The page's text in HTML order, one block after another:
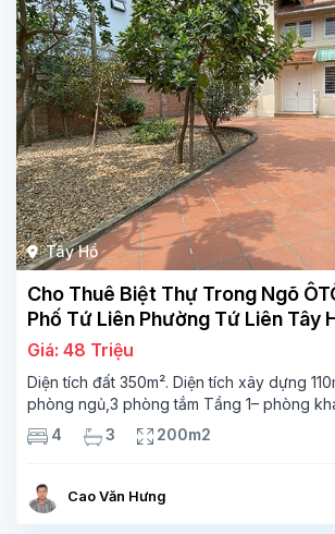
Tây Hồ
Cho Thuê Biệt Thự Trong Ngõ
Phố Tứ Liên Phường Tứ Liên Tây
Giá: 48 Triệu
Diện tích đất 350m². Diện tích xây dựng
phòng ngủ,3 phòng tắm Tầng 1– phòng
bếp,phòng ngủ,phòng tắm, Tầng 2 -3
tắm Vị trí 5 phút ra đến chợ hoa Hồ Tây Ngôi
4 3 200m2
Cao Văn Hưng